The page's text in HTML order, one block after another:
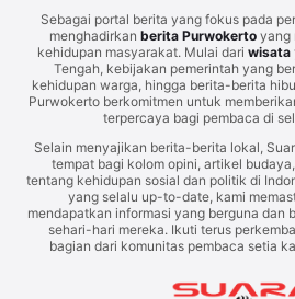
Sebagai portal berita yang fokus pada
menghadirkan berita Purwokertoyang
kehidupan masyarakat. Mulai dari wisata
Tengah, kebijakan pemerintah yang
kehidupan warga, hingga berita-berita
Purwokerto berkomitmen untuk
terpercaya bagi pembaca di
Selain menyajikan berita-berita lokal,
tempat bagi kolom opini, artikel
tentang kehidupan sosial dan politik di
yang selalu up-to-date, kami
mendapatkan informasi yang berguna dan
sehari-hari mereka. Ikuti terus
bagian dari komunitas pembaca setia